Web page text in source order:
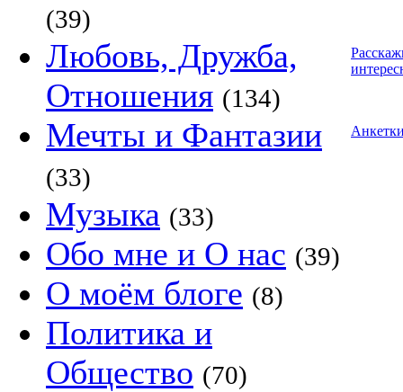
(39)
Любовь, Дружба,
Отношения (134)
Мечты и Фантазии
(33)
Музыка (33)
Обо мне и О нас (39)
О моём блоге (8)
Политика и
Общество (70)